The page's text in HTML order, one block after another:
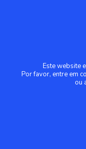
Este website
Por favor, entre em
ou